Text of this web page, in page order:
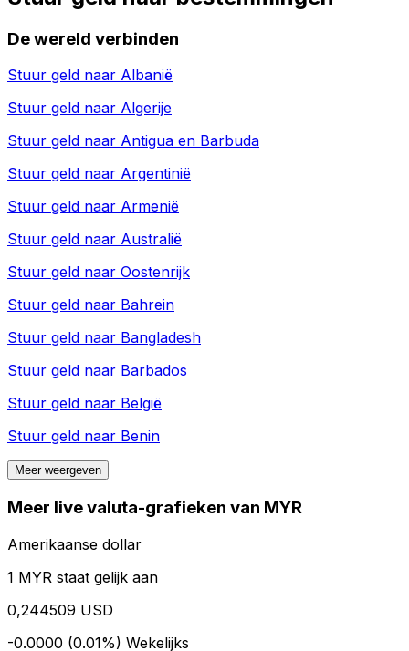
De wereld verbinden
Stuur geld naar Albanië
Stuur geld naar Algerije
Stuur geld naar Antigua en Barbuda
Stuur geld naar Argentinië
Stuur geld naar Armenië
Stuur geld naar Australië
Stuur geld naar Oostenrijk
Stuur geld naar Bahrein
Stuur geld naar Bangladesh
Stuur geld naar Barbados
Stuur geld naar België
Stuur geld naar Benin
Meer weergeven
Meer live valuta-grafieken van MYR
Amerikaanse dollar
1 MYR staat gelijk aan
0,244509 USD
-0.0000 (0.01%) Wekelijks